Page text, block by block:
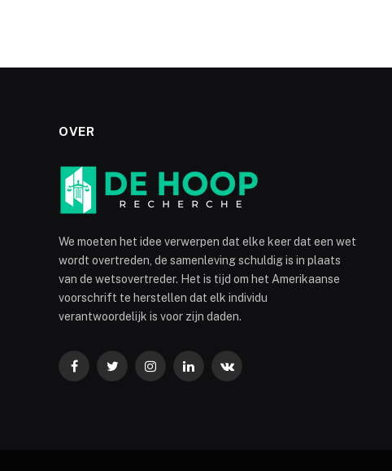
OVER
We moeten het idee verwerpen dat elke keer dat een wet
wordt overtreden, de samenleving schuldig is in plaats
van de wetsovertreder. Het is tijd om het Amerikaanse
voorschrift te herstellen dat elk individu
verantwoordelijk is voor zijn daden.
FacebookTwitterInstagramLinkedInVKontakte